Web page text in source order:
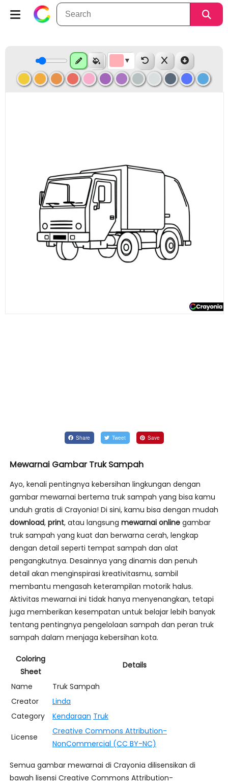
Share Tweet Save
Mewarnai Gambar Truk Sampah
Ayo, kenali pentingnya kebersihan lingkungan dengan
gambar mewarnai bertema truk sampah yang bisa kamu
unduh gratis di Crayonia! Di sini, kamu bisa dengan mudah
download, print, atau langsung mewarnai onlinegambar
truk sampah yang kuat dan berwarna cerah, lengkap
dengan detail seperti tempat sampah dan alat
pengangkutnya. Desainnya yang dinamis dan penuh
detail akan menginspirasi kreativitasmu, sambil
membantu mengasah keterampilan motorik halus.
Aktivitas mewarnai ini tidak hanya menyenangkan, tetapi
juga memberikan kesempatan untuk belajar lebih banyak
tentang pentingnya pengelolaan sampah dan peran truk
sampah dalam menjaga kebersihan kota.
Coloring
Sheet
Details
Name
Truk Sampah
Creator
Linda
Category
Kendaraan Truk
License
Creative Commons Attribution-
NonCommercial (CC BY-NC)
Semua gambar mewarnai di Crayonia dilisensikan di
bawah lisensi Creative Commons Attribution-